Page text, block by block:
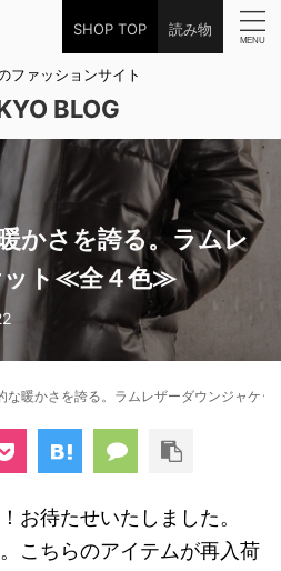
SHOP TOP 読み物
ファッションサイト
BLOG
かさを誇る。ラムレ
ット≪全４色≫
な暖かさを誇る。ラムレザーダウンジャケ
お待たせいたしました。
こちらのアイテムが再入荷